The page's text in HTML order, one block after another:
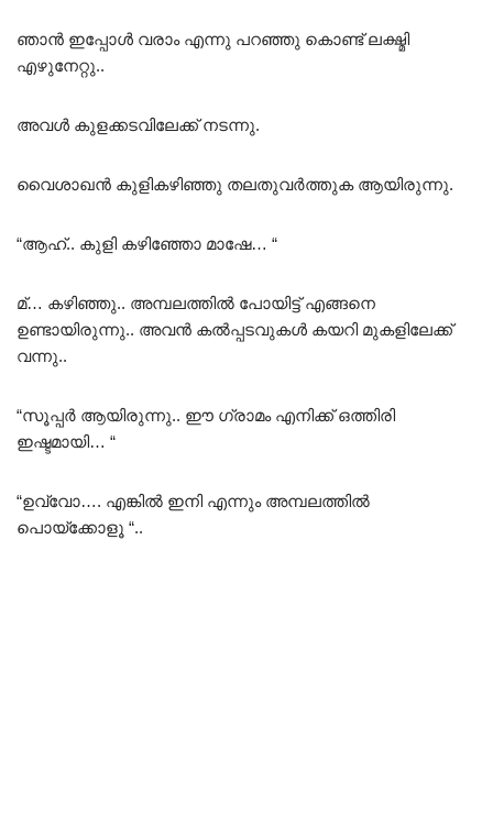
ഞാൻ ഇപ്പോൾ വരാം എന്നു പറഞ്ഞു കൊണ്ട് ലക്ഷ്മി
എഴുനേറ്റു..
അവൾ കുളക്കടവിലേക്ക് നടന്നു.
വൈശാഖൻ കുളികഴിഞ്ഞു തലതുവർത്തുക ആയിരുന്നു.
“ആഹ്.. കുളി കഴിഞ്ഞോ മാഷേ… “
മ്… കഴിഞ്ഞു.. അമ്പലത്തിൽ പോയിട്ട് എങ്ങനെ
ഉണ്ടായിരുന്നു.. അവൻ കൽപ്പടവുകൾ കയറി മുകളിലേക്ക്
വന്നു..
“സൂപ്പർ ആയിരുന്നു.. ഈ ഗ്രാമം എനിക്ക് ഒത്തിരി
ഇഷ്ടമായി… “
“ഉവ്വോ…. എങ്കിൽ ഇനി എന്നും അമ്പലത്തിൽ
പൊയ്ക്കോളൂ “..